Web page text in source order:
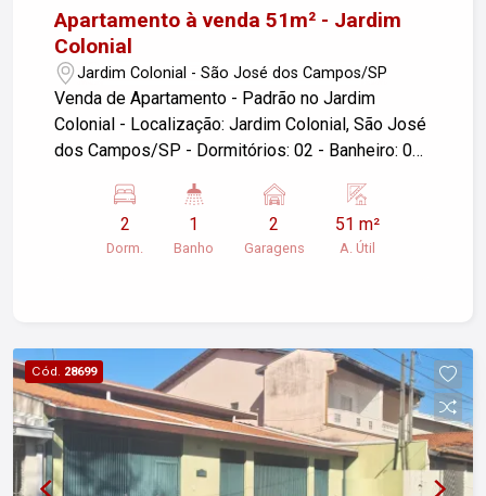
Apartamento à venda 51m² - Jardim
Colonial
Jardim Colonial - São José dos Campos/SP
Venda de Apartamento - Padrão no Jardim
Colonial - Localização: Jardim Colonial, São José
dos Campos/SP - Dormitórios: 02 - Banheiro: 01
Garagens: 02 - Área útil: 51m² Este apartamento é
ideal para quem busca conforto e praticidade em
uma boa localização. Para mais informações ou
2
Dorm.
1
Banho
2
Garagens
51 m²
A. Útil
Cód. 28699